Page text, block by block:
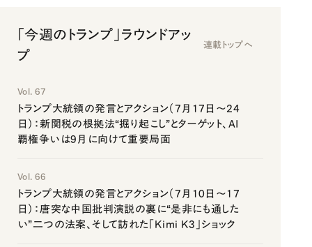
「今週のトランプ」ラウンドアッ
プ
連載トップへ
Vol. 67
トランプ大統領の発言とアクション（7月17日～24
日）：新関税の根拠法“掘り起こし”とターゲット、AI
覇権争いは9月に向けて重要局面
Vol. 66
トランプ大統領の発言とアクション（7月10日～17
日）：唐突な中国批判演説の裏に“是非にも通した
い”二つの法案、そして訪れた「Kimi K3」ショック